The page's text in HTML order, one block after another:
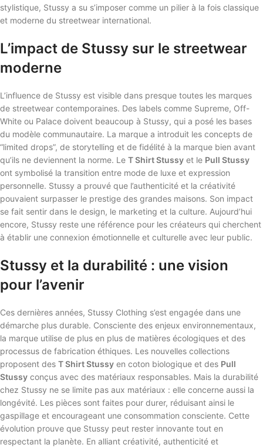
stylistique, Stussy a su s’imposer comme un pilier à la fois classique
et moderne du streetwear international.
L’impact de Stussy sur le streetwear
moderne
L’influence de Stussy est visible dans presque toutes les marques
de streetwear contemporaines. Des labels comme Supreme, Off-
White ou Palace doivent beaucoup à Stussy, qui a posé les bases
du modèle communautaire. La marque a introduit les concepts de
“limited drops”, de storytelling et de fidélité à la marque bien avant
qu’ils ne deviennent la norme. Le T Shirt Stussy et le Pull Stussy
ont symbolisé la transition entre mode de luxe et expression
personnelle. Stussy a prouvé que l’authenticité et la créativité
pouvaient surpasser le prestige des grandes maisons. Son impact
se fait sentir dans le design, le marketing et la culture. Aujourd’hui
encore, Stussy reste une référence pour les créateurs qui cherchent
à établir une connexion émotionnelle et culturelle avec leur public.
Stussy et la durabilité : une vision
pour l’avenir
Ces dernières années, Stussy Clothing s’est engagée dans une
démarche plus durable. Consciente des enjeux environnementaux,
la marque utilise de plus en plus de matières écologiques et des
processus de fabrication éthiques. Les nouvelles collections
proposent des T Shirt Stussy en coton biologique et des Pull
Stussy conçus avec des matériaux responsables. Mais la durabilité
chez Stussy ne se limite pas aux matériaux : elle concerne aussi la
longévité. Les pièces sont faites pour durer, réduisant ainsi le
gaspillage et encourageant une consommation consciente. Cette
évolution prouve que Stussy peut rester innovante tout en
respectant la planète. En alliant créativité, authenticité et